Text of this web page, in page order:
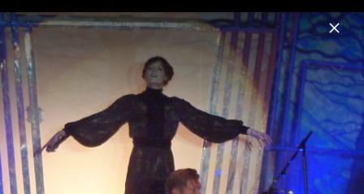
Menu
Florence + the Machine
Home News Videos Fotos Biografie
Pressefoto "Everybody Scream" (2025)